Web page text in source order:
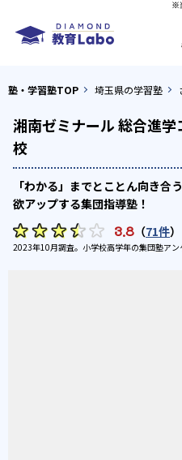
塾・学習塾TOP 埼玉県の学習塾
湘南ゼミナール 総合進学
校
「わかる」までとことん向き合
欲アップする集団指導塾！
3.8 （71件）
2023年10月調査。 小学校高学年の集団塾ア